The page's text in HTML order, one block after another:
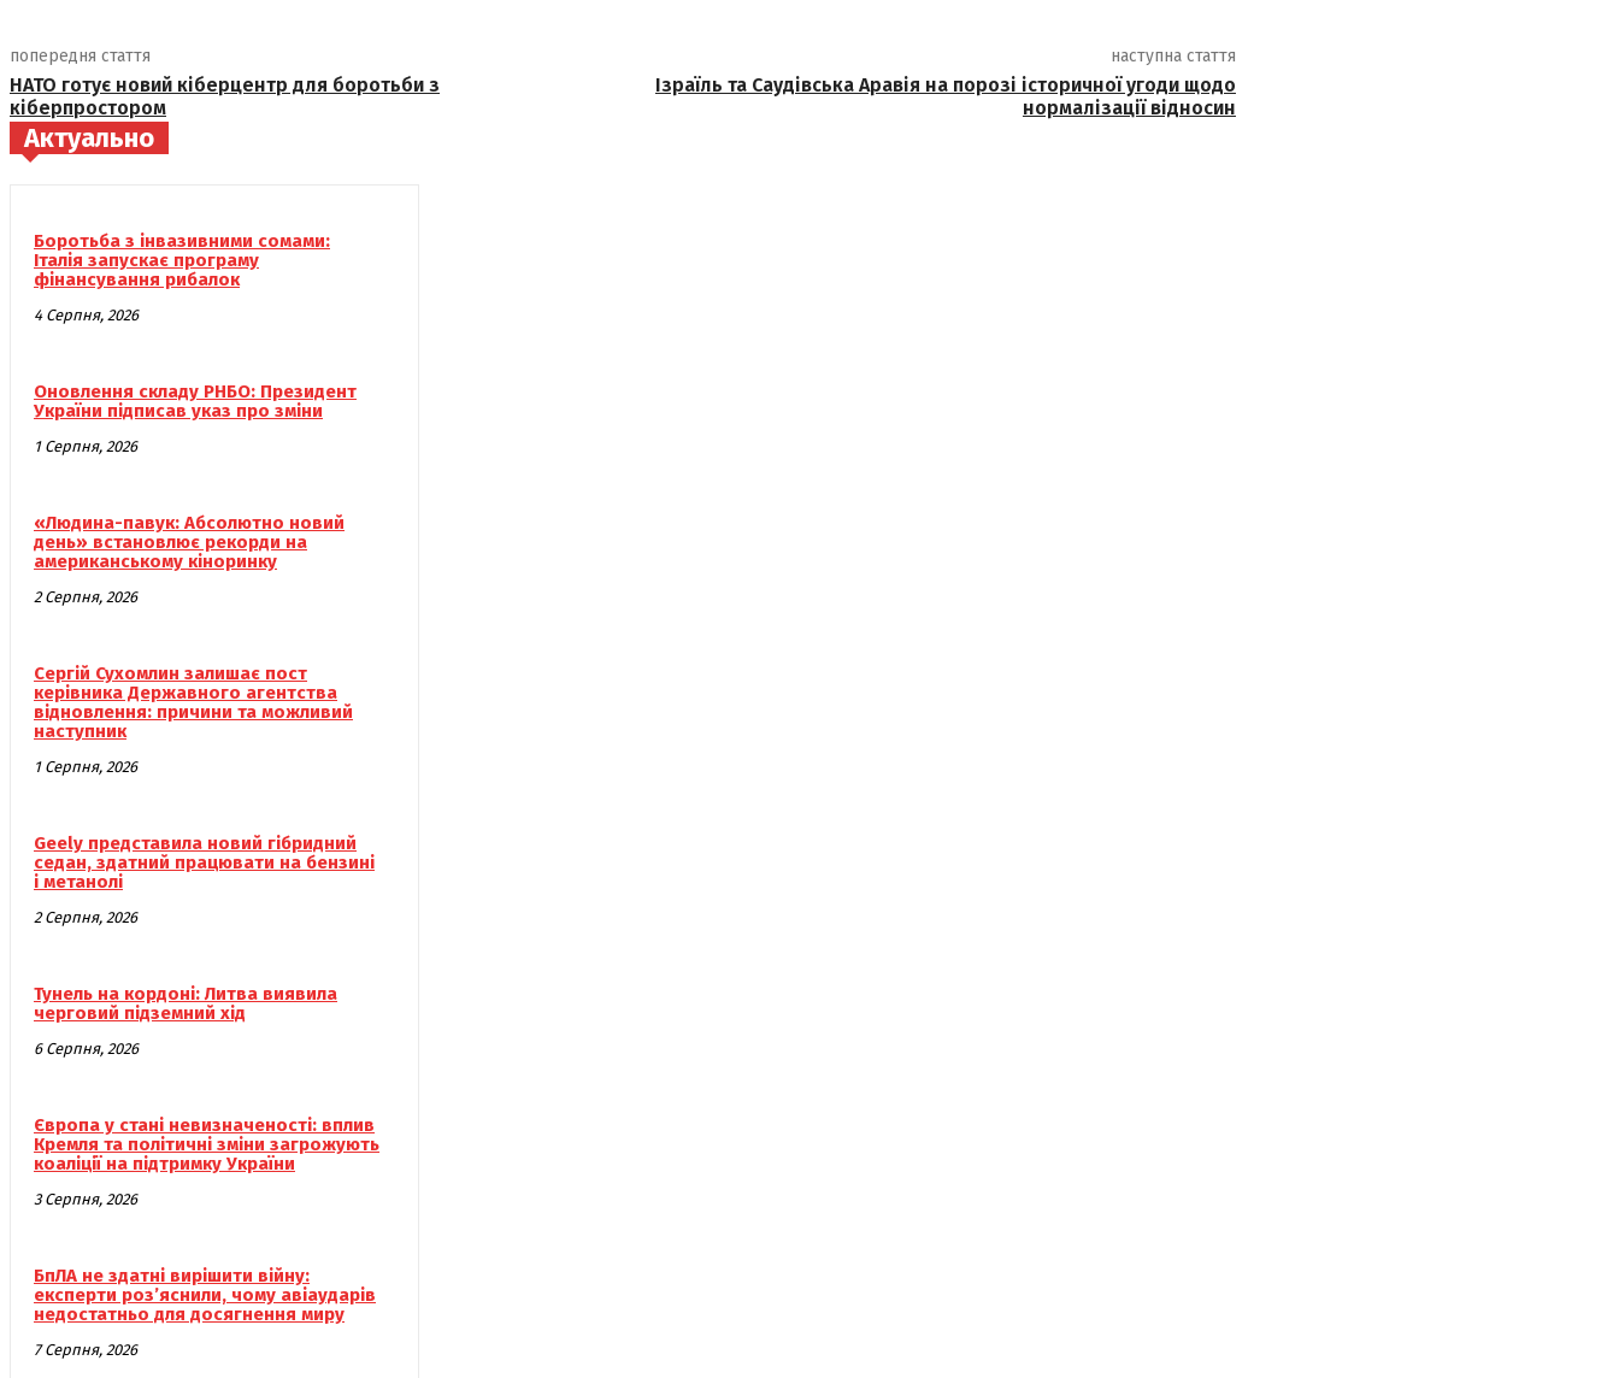
попередня стаття
НАТО готує новий кіберцентр для боротьби з
кіберпростором
наступна стаття
Ізраїль та Саудівська Аравія на порозі історичної угоди щодо
нормалізації відносин
Актуально
Боротьба з інвазивними сомами:
Італія запускає програму
фінансування рибалок
4 Серпня, 2026
Оновлення складу РНБО: Президент
України підписав указ про зміни
1 Серпня, 2026
«Людина-павук: Абсолютно новий
день» встановлює рекорди на
американському кіноринку
2 Серпня, 2026
Сергій Сухомлин залишає пост
керівника Державного агентства
відновлення: причини та можливий
наступник
1 Серпня, 2026
Geely представила новий гібридний
седан, здатний працювати на бензині
і метанолі
2 Серпня, 2026
Тунель на кордоні: Литва виявила
черговий підземний хід
6 Серпня, 2026
Європа у стані невизначеності: вплив
Кремля та політичні зміни загрожують
коаліції на підтримку України
3 Серпня, 2026
БпЛА не здатні вирішити війну:
експерти роз’яснили, чому авіаударів
недостатньо для досягнення миру
7 Серпня, 2026